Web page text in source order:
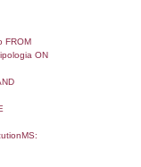
=
WHERE